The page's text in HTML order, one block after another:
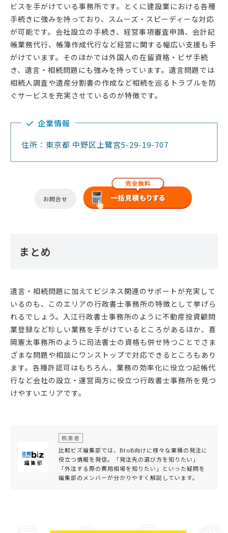
ビスを手がけている事務所です。とくに建設業における各種
手続きに強みを持っており、スムーズ・スピーディーな対応
が可能です。会社設立の手続き、経営事項審査申請、会計記
帳業務代行、帳簿作成代行など経営に関する幅広い支援も手
がけています。そのほかでは外国人の在留資格・ビザ手続
き、遺言・相続問題にも強みを持っています。遺言問題では
相続人調査や遺産分割書の作成など相続を巡るトラブルを防
ぐサービスを充実させているのが特徴です。
企業情報
住所：東京都 中野区上鷺宮5-29-19-707
お問合せ
まとめ
遺言・相続問題に加えてビジネス関連のサポートが充実して
いるのも、このエリアの行政書士事務所の特徴として挙げら
れるでしょう。入江行政書士事務所のように不動産投資顧問
業登録など珍しい業務を手がけているところがあるほか、喜
岡憲太事務所のように司法書士の資格も併せ持つことでさま
ざまな問題や相談にワンストップで対応できるところもあり
ます。各種許認可はもちろん、業務の効率化に役立つ記帳代
行など会社の設立・運営両方に役立つ行政書士事務所を見つ
けやすいエリアです。
執筆者
比較ビズ編集部では、BtoB向けに様々な業種の発注に
役立つ情報を発信。「発注先の選び方を知りたい」
「外注する際の費用相場を知りたい」といった疑問を
編集部のメンバーが分かりやすく解説しています。